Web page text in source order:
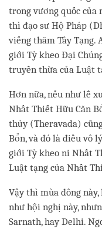
trong vương quốc
thì đạo sư Hộ Pháp
viếng thăm Tây Tạng.
giới Tỳ kheo Đại
truyền thừa của Luật
Hơn nữa, nếu như lễ
Nhất Thiết Hữu Căn
thủy (Theravada)
Bổn, và đó là điều vô
giới Tỳ kheo ni Nhất
Luật tạng của Nhất
Vậy thì mùa đông
như hội nghị này,
Sarnath, hay Delhi.